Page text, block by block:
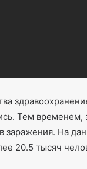
Тем
заражения. На
20.5 тысяч